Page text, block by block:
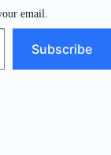
email.
Subscribe